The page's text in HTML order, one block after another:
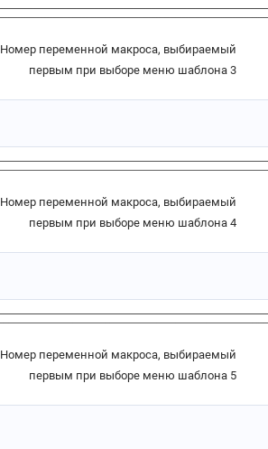
Номер переменной макроса, выбираемый
первым при выборе меню шаблона 3
Номер переменной макроса, выбираемый
первым при выборе меню шаблона 4
Номер переменной макроса, выбираемый
первым при выборе меню шаблона 5